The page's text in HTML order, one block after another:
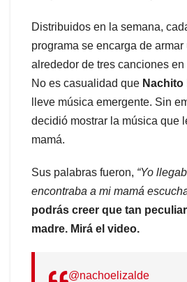
Distribuidos en la semana,
programa se encarga de
alrededor de tres canciones
No es casualidad que Nachito
lleve música emergente. Sin
decidió mostrar la música que
mamá.
Sus palabras fueron, “Yo
encontraba a mi mamá
podrás creer que tan
madre. Mirá el video.
@nachoelizalde